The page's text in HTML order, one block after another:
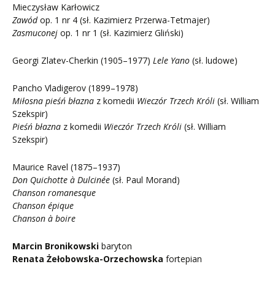
Mieczysław Karłowicz
Zawódop. 1 nr 4 (sł. Kazimierz Przerwa-Tetmajer)
Zasmuconej op. 1 nr 1 (sł. Kazimierz Gliński)
Georgi Zlatev-Cherkin (1905–1977) Lele Yano (sł. ludowe)
Pancho Vladigerov (1899–1978)
Miłosna pieśń błazna z komedii Wieczór Trzech Króli (sł. William
Szekspir)
Pieśń błazna z komedii Wieczór Trzech Króli (sł. William
Szekspir)
Maurice Ravel (1875–1937)
Don Quichotte à Dulcinée (sł. Paul Morand)
Chanson romanesque
Chanson épique
Chanson à boire
Marcin Bronikowski baryton
Renata Żełobowska-Orzechowska fortepian